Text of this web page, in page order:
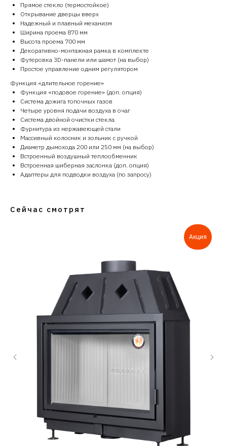
Прямое стекло (термостойкое)
Открывание дверцы вверх
Надежный и плавный механизм
Ширина проема 870 мм
Высота проема 700 мм
Декоративно-монтажная рамка в комплекте
Футеровка 3D-панели или шамот (на выбор)
Простое управление одним регулятором
Функция «длительное горение»
Функция «подовое горение» (доп. опция)
Система дожига топочных газов
Четыре уровня подачи воздуха в очаг
Система двойной очистки стекла
Фурнитура из нержавеющей стали
Массивный колосник и зольник с ручкой
Диаметр дымохода 200 или 250 мм (на выбор)
Встроенный воздушный теплообменник
Встроенная шиберная заслонка (доп. опция)
Адаптеры для подводки воздуха (по запросу)
Сейчас смотрят
Акция